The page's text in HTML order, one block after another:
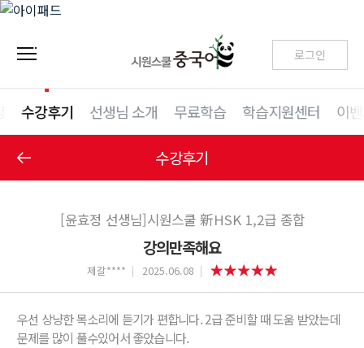
로그인
수강후기 선생님 소개 무료학습 학습지원센터 이
수강후기
[윤효정 선생님]시원스쿨 新HSK 1,2급 종합
강의만족해요
제갈**** 2025.06.08
우선 상냥한 목소리에 듣기가 편합니다. 2급 준비할 때 도움 받았는데
문제를 많이 풀수있어서 좋았습니다.